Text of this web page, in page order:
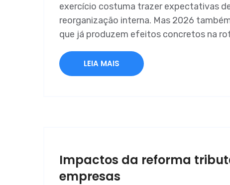
exercício costuma trazer expectativas
reorganização interna. Mas 2026
que já produzem efeitos concretos na
LEIA MAIS
Impactos da reforma
empresas